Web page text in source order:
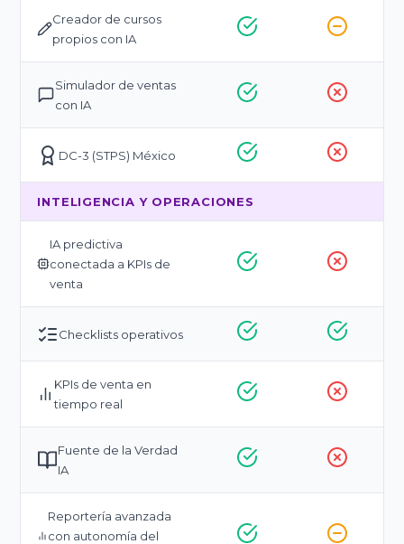
Creador de cursos
propios con IA
Simulador de ventas
con IA
DC-3 (STPS) México
INTELIGENCIA Y OPERACIONES
IA predictiva
conectada a KPIs de
venta
Checklists operativos
KPIs de venta en
tiempo real
Fuente de la Verdad
IA
Reportería avanzada
con autonomía del